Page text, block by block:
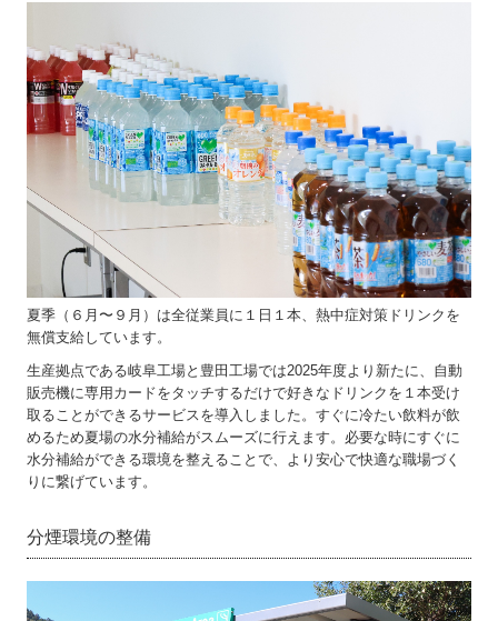
夏季（６月〜９月）は全従業員に１日１本、熱中症対策ドリンクを
無償支給しています。
生産拠点である岐阜工場と豊田工場では2025年度より新たに、自動
販売機に専用カードをタッチするだけで好きなドリンクを１本受け
取ることができるサービスを導入しました。すぐに冷たい飲料が飲
めるため夏場の水分補給がスムーズに行えます。必要な時にすぐに
水分補給ができる環境を整えることで、より安心で快適な職場づく
りに繋げています。
分煙環境の整備